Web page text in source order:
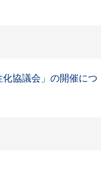
協議会」の開催につ